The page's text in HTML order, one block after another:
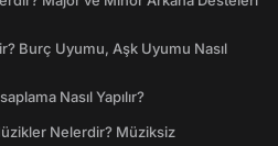
Burç Uyumu, Aşk Uyumu Nasıl
Nasıl Yapılır?
Nelerdir? Müziksiz